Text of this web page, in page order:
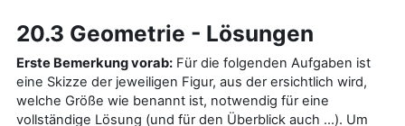
20.3 Geometrie - Lösungen
Erste Bemerkung vorab: Für die folgenden Aufgaben ist
eine Skizze der jeweiligen Figur, aus der ersichtlich wird,
welche Größe wie benannt ist, notwendig für eine
vollständige Lösung (und für den Überblick auch ...). Um